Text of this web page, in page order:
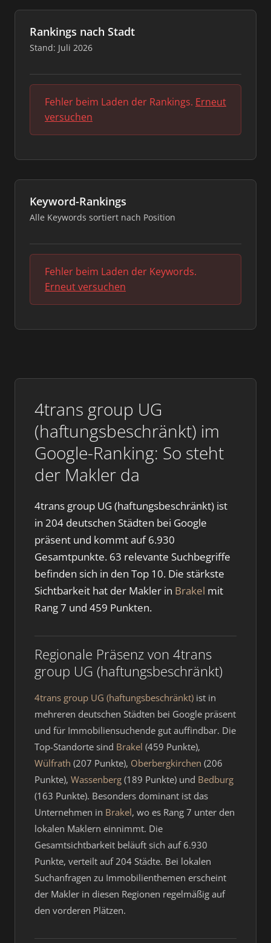
4trans group UG
(haftungsbeschränkt) im
Google-Ranking: So steht
der Makler da
4trans group UG (haftungsbeschränkt) ist
in 204 deutschen Städten bei Google
präsent und kommt auf 6.930
Gesamtpunkte. 63 relevante Suchbegriffe
befinden sich in den Top 10. Die stärkste
Sichtbarkeit hat der Makler in Brakel mit
Rang 7 und 459 Punkten.
Regionale Präsenz von 4trans
group UG (haftungsbeschränkt)
4trans group UG (haftungsbeschränkt) ist in
mehreren deutschen Städten bei Google präsent
und für Immobiliensuchende gut auffindbar. Die
Top-Standorte sind Brakel (459 Punkte),
Wülfrath (207 Punkte), Oberbergkirchen (206
Punkte), Wassenberg (189 Punkte) und Bedburg
(163 Punkte). Besonders dominant ist das
Unternehmen in Brakel, wo es Rang 7 unter den
lokalen Maklern einnimmt. Die
Gesamtsichtbarkeit beläuft sich auf 6.930
Punkte, verteilt auf 204 Städte. Bei lokalen
Suchanfragen zu Immobilienthemen erscheint
der Makler in diesen Regionen regelmäßig auf
den vorderen Plätzen.
Rankings nach Stadt
Stand: Juli 2026
Fehler beim Laden der Rankings. Erneut
versuchen
Keyword-Rankings
Alle Keywords sortiert nach Position
Fehler beim Laden der Keywords.
Erneut versuchen